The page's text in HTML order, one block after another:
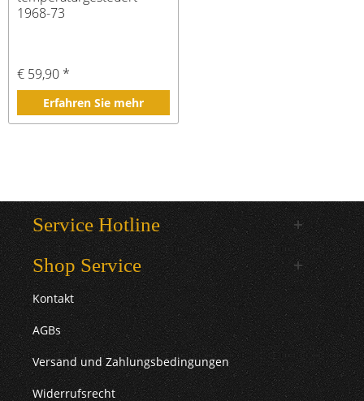
1968-73
€ 59,90 *
Erfahren Sie mehr
Service Hotline
Shop Service
Kontakt
AGBs
Versand und Zahlungsbedingungen
Widerrufsrecht